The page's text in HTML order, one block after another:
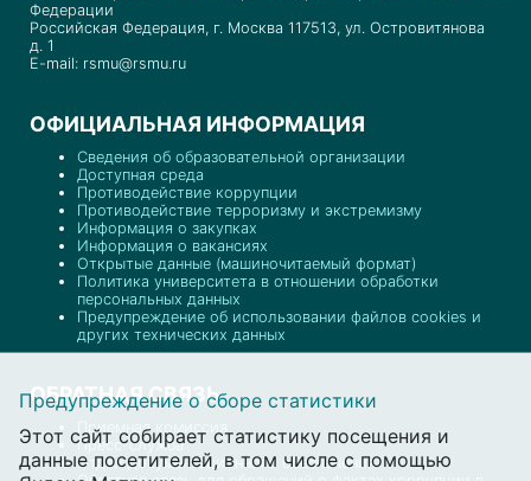
Федерации
Российская Федерация, г. Москва 117513, ул. Островитянова
д. 1
E-mail: rsmu@rsmu.ru
ОФИЦИАЛЬНАЯ ИНФОРМАЦИЯ
Сведения об образовательной организации
Доступная среда
Противодействие коррупции
Противодействие терроризму и экстремизму
Информация о закупках
Информация о вакансиях
Открытые данные (машиночитаемый формат)
Политика университета в отношении обработки
персональных данных
Предупреждение об использовании файлов cookies и
других технических данных
ОБРАТНАЯ СВЯЗЬ
Приемная комиссия
Пресс-служба
Отдел документационного обеспечения
Предупреждение о сборе статистики
Этот сайт собирает статистику посещения и
данные посетителей, в том числе с помощью